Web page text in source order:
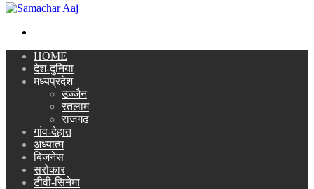
HOME
देश-दुनिया
मध्यप्रदेश
उज्जैन
रतलाम
राजगढ़
गांव-देहात
अध्यात्म
बिजनेस
सरोकार
टीवी-सिनेमा